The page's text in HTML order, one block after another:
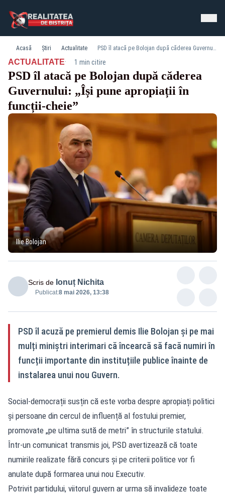
Acasă Știri Actualitate PSD îl atacă pe Bolojan după căderea Guvernului: „Își pune apropiații în funcții-cheie”
ACTUALITATE· 1 min citire
PSD îl atacă pe Bolojan după căderea
Guvernului: „Își pune apropiații în
funcții-cheie”
Ilie Bolojan
Scris de Ionuț Nichita
Publicat:8 mai 2026, 13:38
PSD îl acuză pe premierul demis Ilie Bolojan și pe mai
mulți miniștri interimari că încearcă să facă numiri în
funcții importante din instituțiile publice înainte de
instalarea unui nou Guvern.
Social-democrații susțin că este vorba despre apropiați politici
și persoane din cercul de influență al fostului premier,
promovate „pe ultima sută de metri” în structurile statului.
Într-un comunicat transmis joi, PSD avertizează că toate
numirile realizate fără concurs și pe criterii politice vor fi
anulate după formarea unui nou Executiv.
Potrivit partidului, viitorul guvern ar urma să invalideze toate